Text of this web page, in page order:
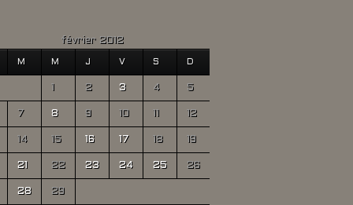
février 2012
M M J V S D
1 2 3 4 5
7 8 9 10 11 12
14 15 16 17 18 19
21 22 23 24 25 26
28 29